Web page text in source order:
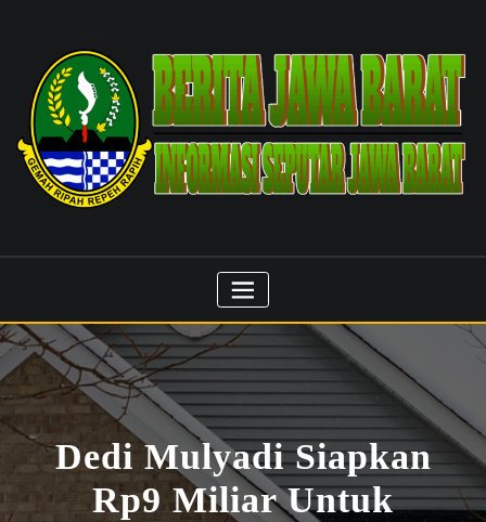
Dedi Mulyadi Siapkan
Rp9 Miliar Untuk